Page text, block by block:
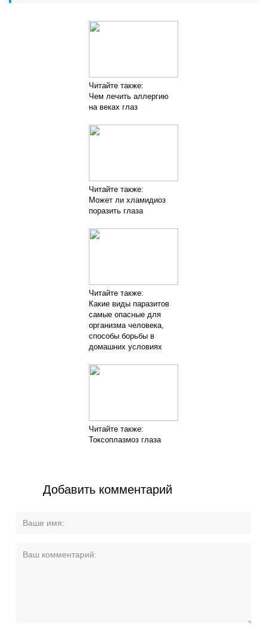
Читайте также:
Чем лечить аллергию
на веках глаз
Читайте также:
Может ли хламидиоз
поразить глаза
Читайте также:
Какие виды паразитов
самые опасные для
организма человека,
способы борьбы в
домашних условиях
Читайте также:
Токсоплазмоз глаза
Добавить комментарий